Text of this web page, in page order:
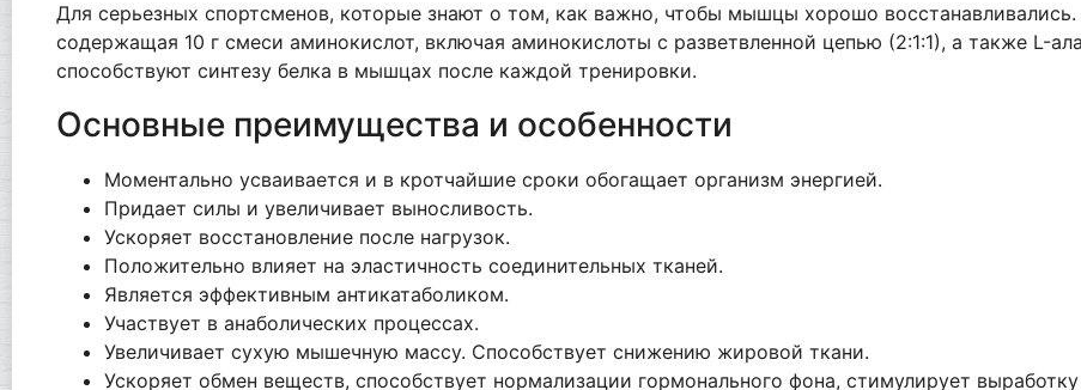
Для серьезных спортсменов, которые знают о том, как важно, чтобы мышцы хорошо
содержащая 10 г смеси аминокислот, включая аминокислоты с разветвленной цепью (2:1:1), а также L-
способствуют синтезу белка в мышцах после каждой тренировки.
Основные преимущества и особенности
Моментально усваивается и в кротчайшие сроки обогащает организм энергией.
Придает силы и увеличивает выносливость.
Ускоряет восстановление после нагрузок.
Положительно влияет на эластичность соединительных тканей.
Является эффективным антикатаболиком.
Участвует в анаболических процессах.
Увеличивает сухую мышечную массу. Способствует снижению жировой ткани.
Ускоряет обмен веществ, способствует нормализации гормонального фона, стимулирует